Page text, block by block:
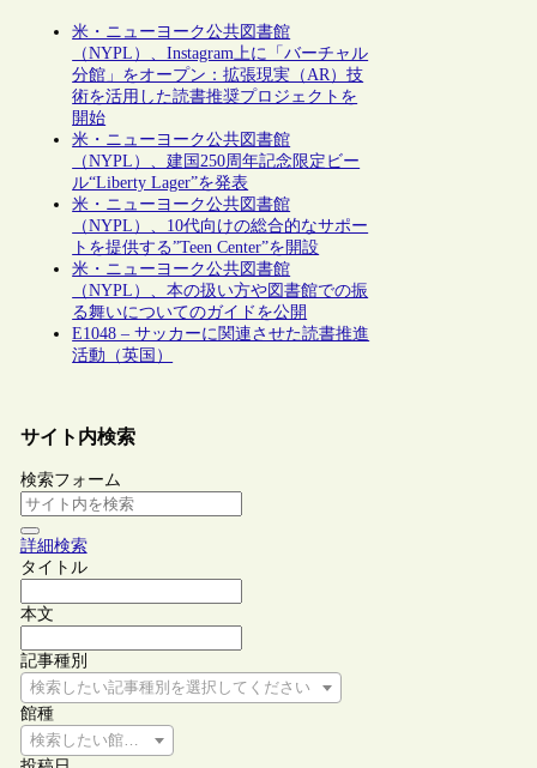
米・ニューヨーク公共図書館
（NYPL）、Instagram上に「バーチャル
分館」をオープン：拡張現実（AR）技
術を活用した読書推奨プロジェクトを
開始
米・ニューヨーク公共図書館
（NYPL）、建国250周年記念限定ビー
ル“Liberty Lager”を発表
米・ニューヨーク公共図書館
（NYPL）、10代向けの総合的なサポー
トを提供する”Teen Center”を開設
米・ニューヨーク公共図書館
（NYPL）、本の扱い方や図書館での振
る舞いについてのガイドを公開
E1048 – サッカーに関連させた読書推進
活動（英国）
サイト内検索
検索フォーム
詳細検索
タイトル
本文
記事種別
検索したい記事種別を選択してください
館種
検索したい館種を選択してください